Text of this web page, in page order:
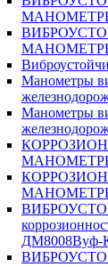
МАНОМЕТРЫ
Манометры
Манометры
ДМ8008Вуф-